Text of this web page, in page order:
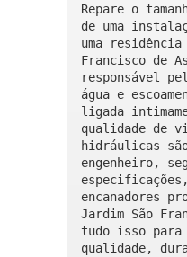
Repare o
de uma
uma residência
Francisco de
responsável
água e
ligada
qualidade de
hidráulicas
engenheiro,
encanadores
Jardim São
tudo isso para
qualidade,